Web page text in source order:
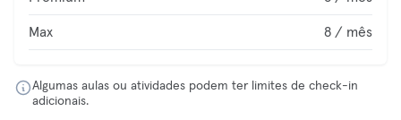
Max 8 / mês
Algumas aulas ou atividades podem ter limites de check-in
adicionais.